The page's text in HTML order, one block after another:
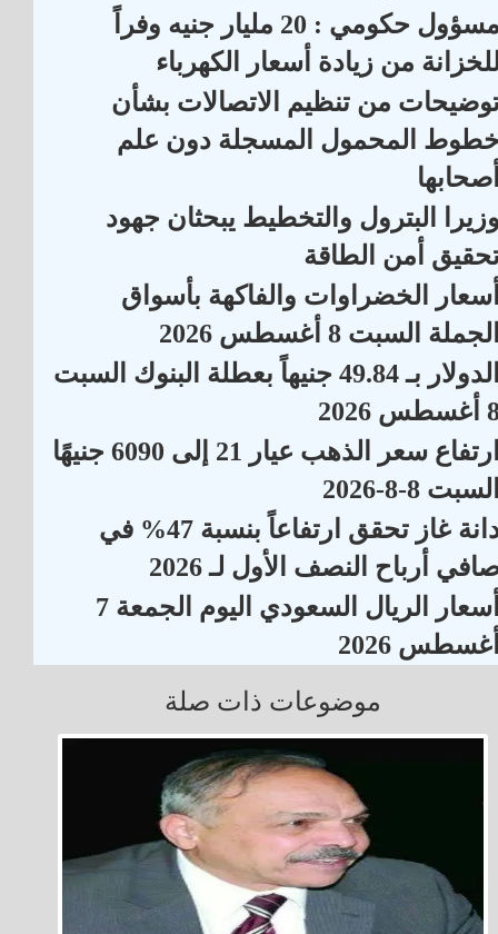
مسؤول حكومي : 20 مليار جنيه وفراً
من زيادة أسعار الكهرباء
من تنظيم الاتصالات بشأن
المحمول المسجلة دون علم
البترول والتخطيط يبحثان جهود
أمن الطاقة
الخضراوات والفاكهة بأسواق
السبت 8 أغسطس 2026
الدولار بـ 49.84 جنيهاً بعطلة البنوك السبت
2026
ارتفاع سعر الذهب عيار 21 إلى 6090 جنيهًا
8-8-2026
دانة غاز تحقق ارتفاعاً بنسبة 47% في
أرباح النصف الأول لـ 2026
أسعار الريال السعودي اليوم الجمعة 7
2026
موضوعات ذات صلة